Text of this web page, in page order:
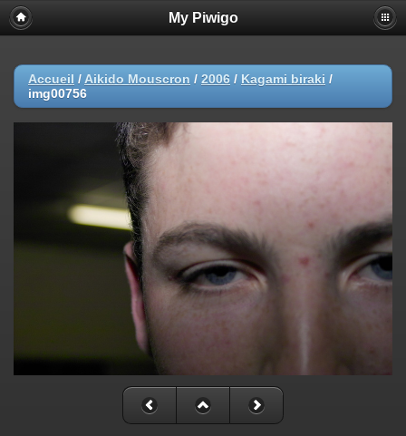
My Piwigo
Accueil / Aikido Mouscron / 2006 / Kagami biraki /
img00756